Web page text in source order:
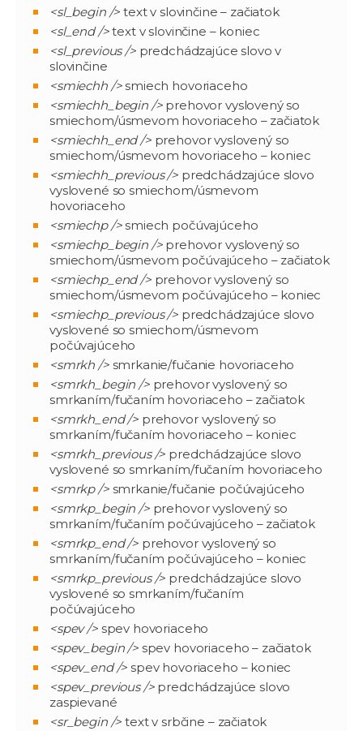
<sl_begin /> text v slovinčine – začiatok
<sl_end />text v slovinčine – koniec
<sl_previous />predchádzajúce slovo v
slovinčine
<smiechh />smiech hovoriaceho
<smiechh_begin />prehovor vyslovený so
smiechom/úsmevom hovoriaceho – začiatok
<smiechh_end />prehovor vyslovený so
smiechom/úsmevom hovoriaceho – koniec
<smiechh_previous /> predchádzajúce slovo
vyslovené so smiechom/úsmevom
hovoriaceho
<smiechp />smiech počúvajúceho
<smiechp_begin />prehovor vyslovený so
smiechom/úsmevom počúvajúceho – začiatok
<smiechp_end />prehovor vyslovený so
smiechom/úsmevom počúvajúceho – koniec
<smiechp_previous /> predchádzajúce slovo
vyslovené so smiechom/úsmevom
počúvajúceho
<smrkh />smrkanie/fučanie hovoriaceho
<smrkh_begin />prehovor vyslovený so
smrkaním/fučaním hovoriaceho – začiatok
<smrkh_end /> prehovor vyslovený so
smrkaním/fučaním hovoriaceho – koniec
<smrkh_previous /> predchádzajúce slovo
vyslovené so smrkaním/fučaním hovoriaceho
<smrkp />smrkanie/fučanie počúvajúceho
<smrkp_begin />prehovor vyslovený so
smrkaním/fučaním počúvajúceho – začiatok
<smrkp_end /> prehovor vyslovený so
smrkaním/fučaním počúvajúceho – koniec
<smrkp_previous /> predchádzajúce slovo
vyslovené so smrkaním/fučaním
počúvajúceho
<spev />spev hovoriaceho
<spev_begin />spev hovoriaceho – začiatok
<spev_end /> spev hovoriaceho – koniec
<spev_previous />predchádzajúce slovo
zaspievané
<sr_begin /> text v srbčine – začiatok